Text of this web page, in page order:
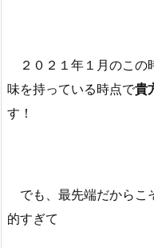
２０２１年１月のこの
味を持っている時点で貴
す！
でも、最先端だからこ
的すぎて